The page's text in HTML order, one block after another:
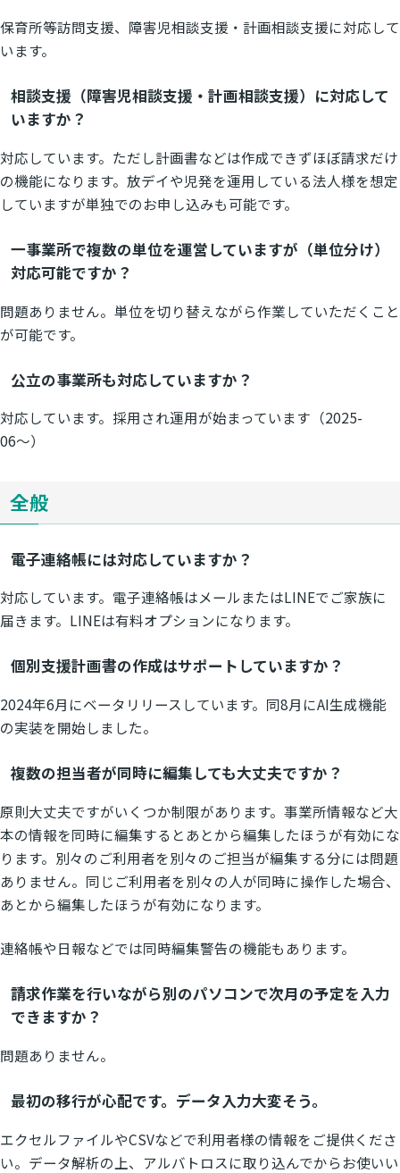
保育所等訪問支援、障害児相談支援・計画相談支援に対応して
います。
相談支援（障害児相談支援・計画相談支援）に対応して
いますか？
対応しています。ただし計画書などは作成できずほぼ請求だけ
の機能になります。放デイや児発を運用している法人様を想定
していますが単独でのお申し込みも可能です。
一事業所で複数の単位を運営していますが（単位分け）
対応可能ですか？
問題ありません。単位を切り替えながら作業していただくこと
が可能です。
公立の事業所も対応していますか？
対応しています。採用され運用が始まっています（2025-
06〜）
全般
電子連絡帳には対応していますか？
対応しています。電子連絡帳はメールまたはLINEでご家族に
届きます。LINEは有料オプションになります。
個別支援計画書の作成はサポートしていますか？
2024年6月にベータリリースしています。同8月にAI生成機能
の実装を開始しました。
複数の担当者が同時に編集しても大丈夫ですか？
原則大丈夫ですがいくつか制限があります。事業所情報など大
本の情報を同時に編集するとあとから編集したほうが有効にな
ります。別々のご利用者を別々のご担当が編集する分には問題
ありません。同じご利用者を別々の人が同時に操作した場合、
あとから編集したほうが有効になります。
連絡帳や日報などでは同時編集警告の機能もあります。
請求作業を行いながら別のパソコンで次月の予定を入力
できますか？
問題ありません。
最初の移行が心配です。データ入力大変そう。
エクセルファイルやCSVなどで利用者様の情報をご提供くださ
い。データ解析の上、アルバトロスに取り込んでからお使いい